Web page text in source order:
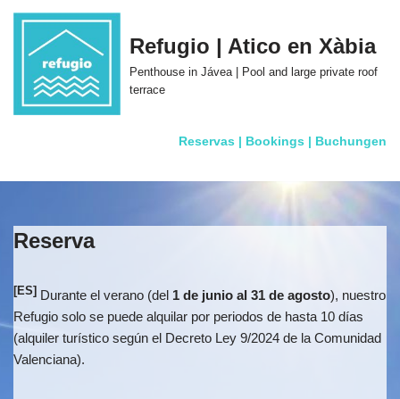
Skip
content
Refugio | Atico en Xàbia
Penthouse in Jávea | Pool and large private roof
terrace
Reservas | Bookings | Buchungen
Reserva
[ES] Durante el verano (del 1 de junio al 31 de agosto), nuestro
Refugio solo se puede alquilar por periodos de hasta 10 días
(alquiler turístico según el Decreto Ley 9/2024 de la Comunidad
Valenciana).